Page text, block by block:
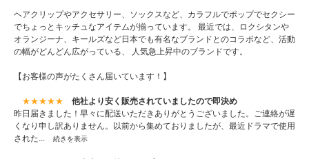
ヘアクリップやアクセサリー、ソックスなど、カラフルでポップでセクシー
でちょっとキッチュなアイテムが揃っています。 最近では、ロクシタンや
オランジーナ、キールズなど日本でも有名なブランドとのコラボなど、活動
の幅がどんどん広がっている、 人気急上昇中のブランドです。
【お客様の声がたくさん届いています！】
★★★★★
他社より安く販売されていましたので即決め
昨日届きました！早々に配送いただきありがとうございました。ご連絡が遅
くなり申し訳ありません。以前から集めておりましたが、最近ドラマで使用
された...
続きを表示